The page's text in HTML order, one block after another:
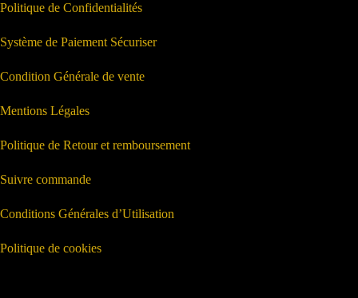
Politique de Confidentialités
Système de Paiement Sécuriser
Condition Générale de vente
Mentions Légales
Politique de Retour et remboursement
Suivre commande
Conditions Générales d’Utilisation
Politique de cookies